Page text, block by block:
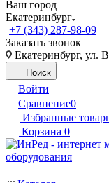
Ваш город
Екатеринбург
+7 (343) 287-98-09
Заказать звонок
Екатеринбург, ул.
Поиск
Войти
Сравнение0
Избранные
Корзина 0